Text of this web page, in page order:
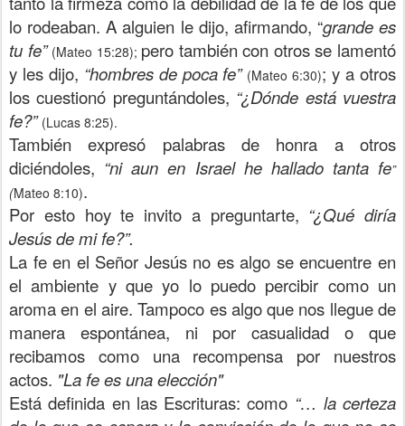
lo rodeaban. A alguien le dijo, afirmando, “grande es
tu fe” (Mateo 15:28); pero también con otros se lamentó
y les dijo, “hombres de poca fe” (Mateo 6:30); y a otros
los cuestionó preguntándoles, “¿Dónde está vuestra
fe?” (Lucas 8:25).
También expresó palabras de honra a otros
diciéndoles, “ni aun en Israel he hallado tanta fe”
(Mateo 8:10).
Por esto hoy te invito a preguntarte, “¿Qué diría
Jesús de mi fe?”.
La fe en el Señor Jesús no es algo se encuentre en
el ambiente y que yo lo puedo percibir como un
aroma en el aire. Tampoco es algo que nos llegue de
manera espontánea, ni por casualidad o que
recibamos como una recompensa por nuestros
actos. "La fe es una elección"
Está definida en las Escrituras: como “… la certeza